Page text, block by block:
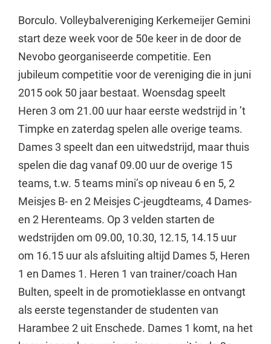
Borculo. Volleybalvereniging Kerkemeijer Gemini
start deze week voor de 50e keer in de door de
Nevobo georganiseerde competitie. Een
jubileum competitie voor de vereniging die in juni
2015 ook 50 jaar bestaat. Woensdag speelt
Heren 3 om 21.00 uur haar eerste wedstrijd in ’t
Timpke en zaterdag spelen alle overige teams.
Dames 3 speelt dan een uitwedstrijd, maar thuis
spelen die dag vanaf 09.00 uur de overige 15
teams, t.w. 5 teams mini’s op niveau 6 en 5, 2
Meisjes B- en 2 Meisjes C-jeugdteams, 4 Dames-
en 2 Herenteams. Op 3 velden starten de
wedstrijden om 09.00, 10.30, 12.15, 14.15 uur
om 16.15 uur als afsluiting altijd Dames 5, Heren
1 en Dames 1. Heren 1 van trainer/coach Han
Bulten, speelt in de promotieklasse en ontvangt
als eerste tegenstander de studenten van
Harambee 2 uit Enschede. Dames 1 komt, na het